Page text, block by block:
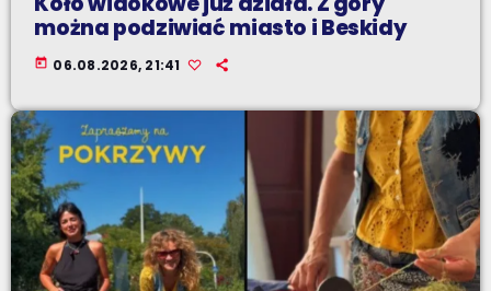
można podziwiać miasto i Beskidy
today 06.08.2026, 21:41